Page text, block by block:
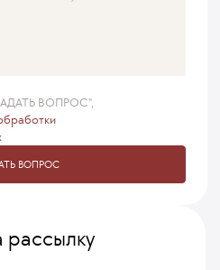
ВОПРОС",
ВОПРОС
рассылку